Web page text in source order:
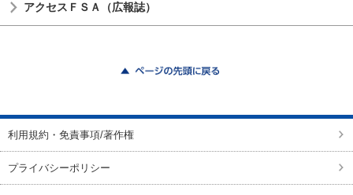
アクセスＦＳＡ（広報誌）
利用規約・免責事項/著作権
プライバシーポリシー